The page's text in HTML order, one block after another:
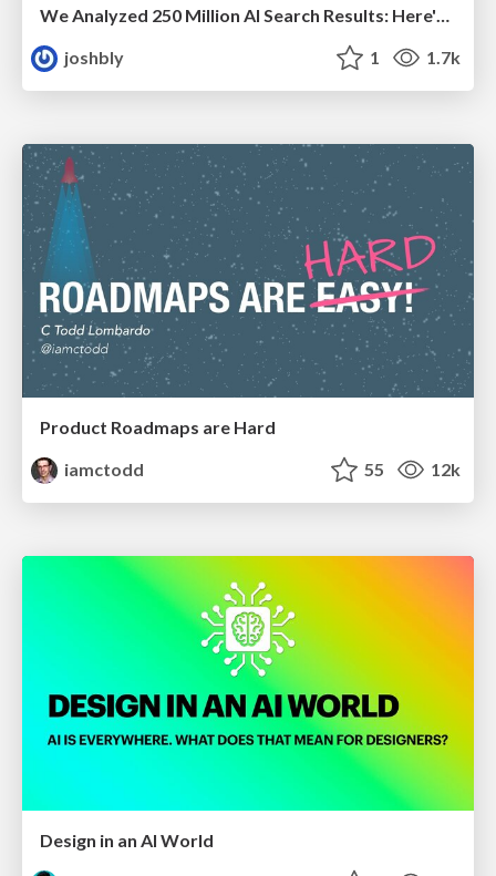
We Analyzed 250 Million AI Search Results: Here's What I Found
joshbly
1 1.7k
Product Roadmaps are Hard
iamctodd
55 12k
Design in an AI World